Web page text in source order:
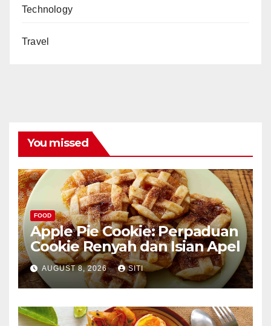
Technology
Travel
You missed
FOOD
Apple Pie Cookie: Perpaduan
Cookie Renyah dan Isian Apel
AUGUST 8, 2026 SITI